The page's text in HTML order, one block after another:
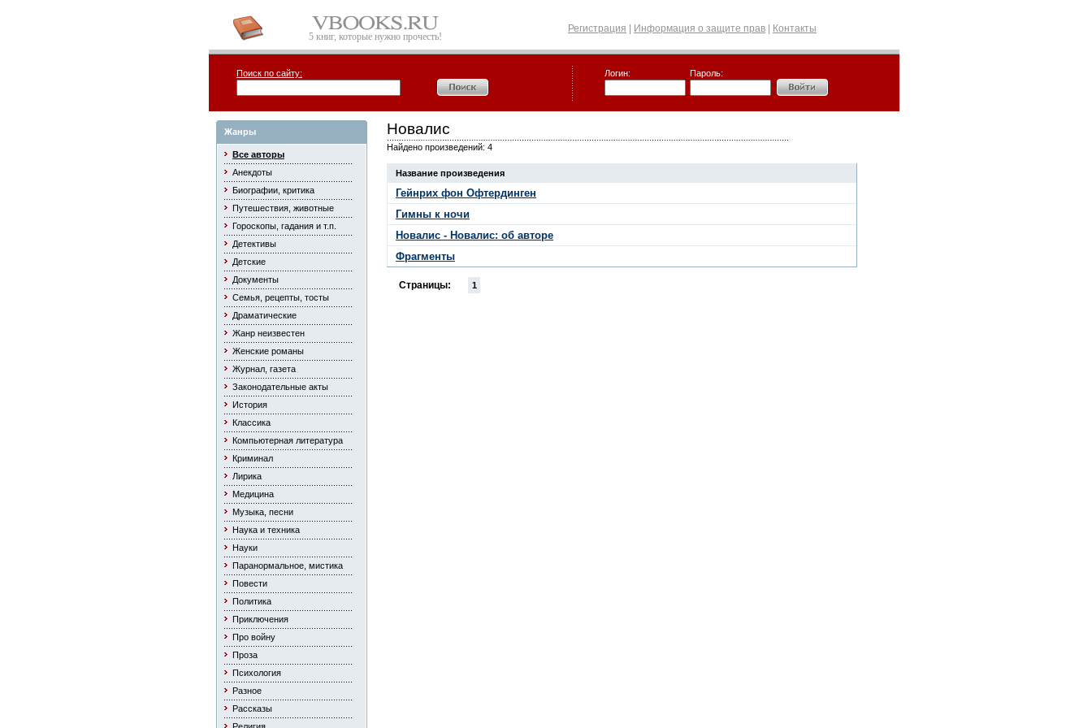
5 книг, которые нужно прочесть!
Регистрация Информация о защите прав Контакты
Поиск по сайту: Логин: Пароль:
Жанры
Все авторы
Анекдоты
Биографии, критика
Путешествия, животные
Гороскопы, гадания и т.п.
Детективы
Детские
Документы
Семья, рецепты, тосты
Драматические
Жанр неизвестен
Женские романы
Журнал, газета
Законодательные акты
История
Классика
Компьютерная литература
Криминал
Лирика
Медицина
Музыка, песни
Наука и техника
Науки
Паранормальное, мистика
Повести
Политика
Приключения
Про войну
Проза
Психология
Разное
Рассказы
Новалис
Найдено произведений: 4
Название произведения
Гейнрих фон Офтердинген
Гимны к ночи
Новалис - Новалис: об авторе
Фрагменты
Страницы: 1